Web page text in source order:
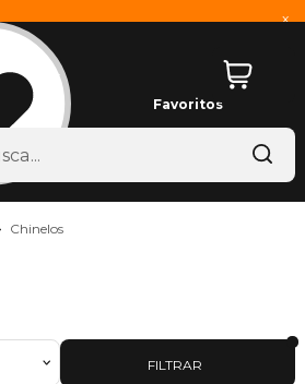
x
Favoritos
Chinelos
FILTRAR